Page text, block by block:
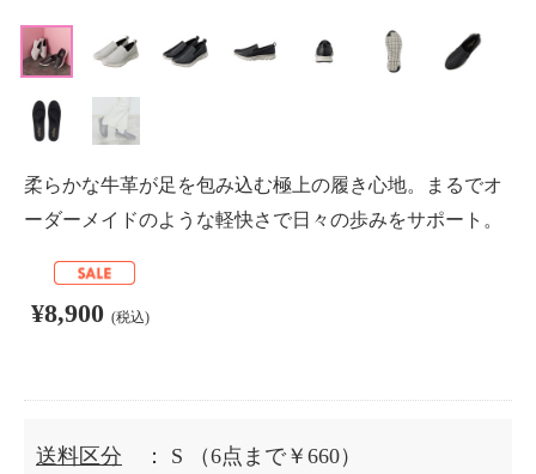
柔らかな牛革が足を包み込む極上の履き心地。まるでオ
ーダーメイドのような軽快さで日々の歩みをサポート。
¥8,900 (税込)
送料区分 ： S
（6点まで￥660）